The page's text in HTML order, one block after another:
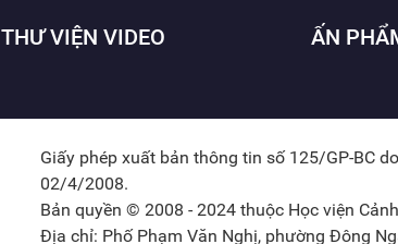
THƯ VIỆN VIDEO ẤN
Giấy phép xuất bản thông tin số 125/GP-BC
02/4/2008.
Bản quyền © 2008 - 2024 thuộc Học viện
Địa chỉ: Phố Phạm Văn Nghị, phường Đông